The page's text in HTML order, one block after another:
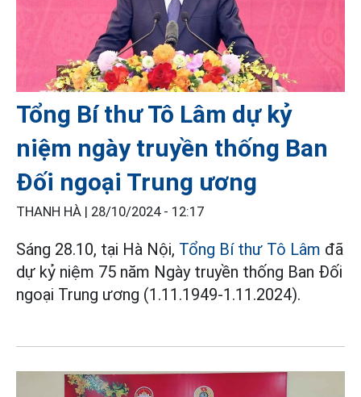
Tổng Bí thư Tô Lâm dự kỷ
niệm ngày truyền thống Ban
Đối ngoại Trung ương
THANH HÀ | 28/10/2024 - 12:17
Sáng 28.10, tại Hà Nội, Tổng Bí thư Tô Lâm đã
dự kỷ niệm 75 năm Ngày truyền thống Ban Đối
ngoại Trung ương (1.11.1949-1.11.2024).